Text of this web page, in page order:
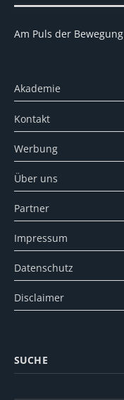
Am Puls der Bewegung
Akademie
Kontakt
Werbung
Über uns
Partner
Impressum
Datenschutz
Disclaimer
SUCHE